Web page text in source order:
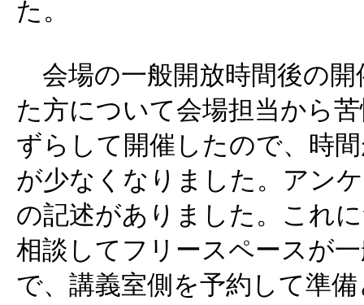
た。
会場の一般開放時間後の開
た方について会場担当から
ずらして開催したので、時
が少なくなりました。アン
の記述がありました。これ
相談してフリースペースが
で、講義室側を予約して準